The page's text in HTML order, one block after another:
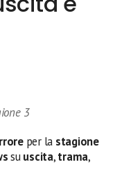
3
per la stagione
suuscita,trama,